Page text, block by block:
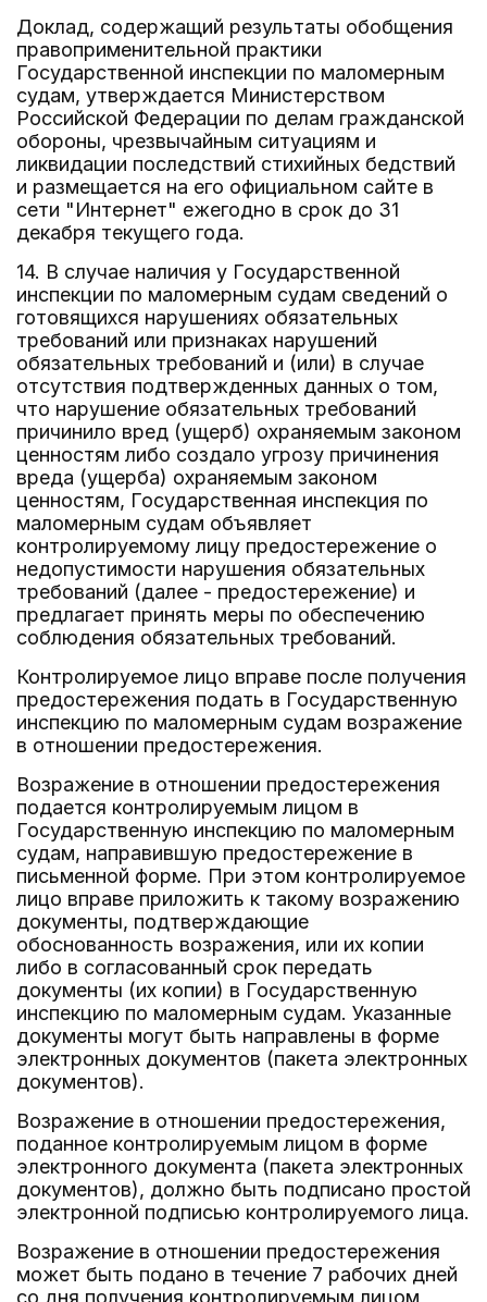
Доклад, содержащий результаты обобщения
правоприменительной практики
Государственной инспекции по маломерным
судам, утверждается Министерством
Российской Федерации по делам гражданской
обороны, чрезвычайным ситуациям и
ликвидации последствий стихийных бедствий
и размещается на его официальном сайте в
сети "Интернет" ежегодно в срок до 31
декабря текущего года.
14. В случае наличия у Государственной
инспекции по маломерным судам сведений о
готовящихся нарушениях обязательных
требований или признаках нарушений
обязательных требований и (или) в случае
отсутствия подтвержденных данных о том,
что нарушение обязательных требований
причинило вред (ущерб) охраняемым законом
ценностям либо создало угрозу причинения
вреда (ущерба) охраняемым законом
ценностям, Государственная инспекция по
маломерным судам объявляет
контролируемому лицу предостережение о
недопустимости нарушения обязательных
требований (далее - предостережение) и
предлагает принять меры по обеспечению
соблюдения обязательных требований.
Контролируемое лицо вправе после получения
предостережения подать в Государственную
инспекцию по маломерным судам возражение
в отношении предостережения.
Возражение в отношении предостережения
подается контролируемым лицом в
Государственную инспекцию по маломерным
судам, направившую предостережение в
письменной форме. При этом контролируемое
лицо вправе приложить к такому возражению
документы, подтверждающие
обоснованность возражения, или их копии
либо в согласованный срок передать
документы (их копии) в Государственную
инспекцию по маломерным судам. Указанные
документы могут быть направлены в форме
электронных документов (пакета электронных
документов).
Возражение в отношении предостережения,
поданное контролируемым лицом в форме
электронного документа (пакета электронных
документов), должно быть подписано простой
электронной подписью контролируемого лица.
Возражение в отношении предостережения
может быть подано в течение 7 рабочих дней
со дня получения контролируемым лицом